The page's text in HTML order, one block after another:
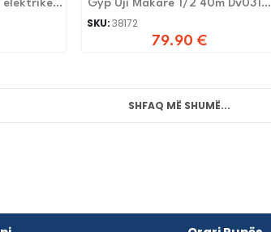
elektrike
Gyp Uji Makare 1/2 40m Dv0310-
25
SKU:38172
79.90 €
SHFAQ MË SHUMË...